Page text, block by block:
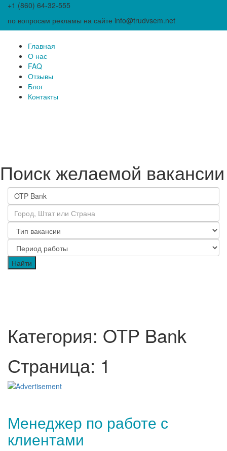
+1 (860) 64-32-555
по вопросам рекламы на сайте info@trudvsem.net
Главная
О нас
FAQ
Отзывы
Блог
Контакты
Поиск желаемой вакансии
Категория: OTP Bank
Страница: 1
Менеджер по работе с
клиентами